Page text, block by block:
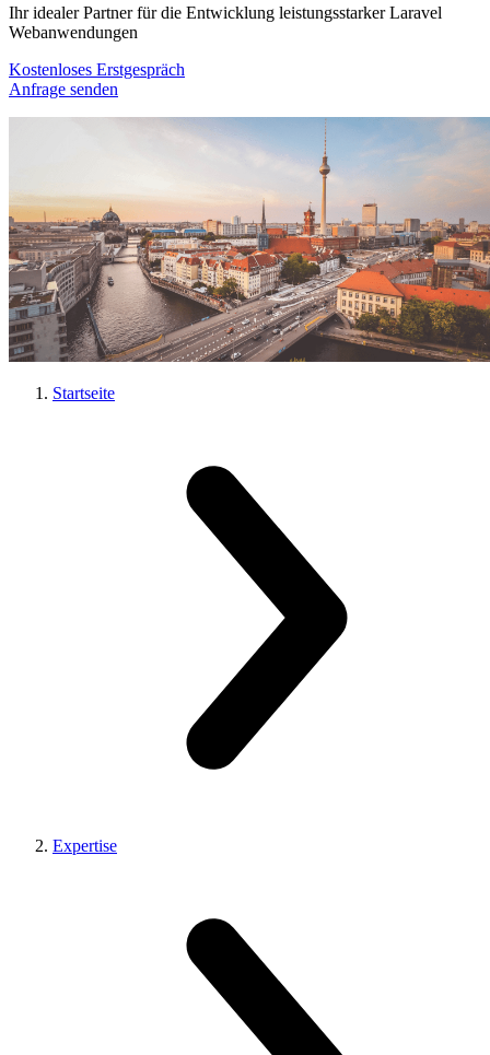
Ihr idealer Partner für die Entwicklung leistungsstarker Laravel
Webanwendungen
Kostenloses Erstgespräch
Anfrage senden
Startseite
Expertise